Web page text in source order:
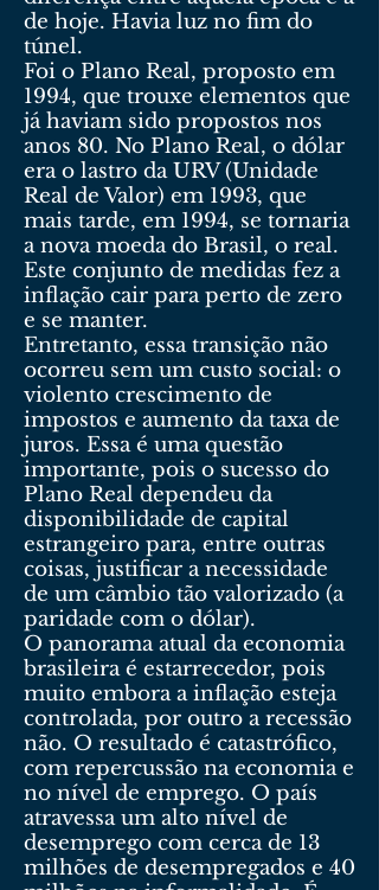
de hoje. Havia luz no fim do
túnel.
Foi o Plano Real, proposto em
1994, que trouxe elementos que
já haviam sido propostos nos
anos 80. No Plano Real, o dólar
era o lastro da URV (Unidade
Real de Valor) em 1993, que
mais tarde, em 1994, se tornaria
a nova moeda do Brasil, o real.
Este conjunto de medidas fez a
inflação cair para perto de zero
e se manter.
Entretanto, essa transição não
ocorreu sem um custo social: o
violento crescimento de
impostos e aumento da taxa de
juros. Essa é uma questão
importante, pois o sucesso do
Plano Real dependeu da
disponibilidade de capital
estrangeiro para, entre outras
coisas, justificar a necessidade
de um câmbio tão valorizado (a
paridade com o dólar).
O panorama atual da economia
brasileira é estarrecedor, pois
muito embora a inflação esteja
controlada, por outro a recessão
não. O resultado é catastrófico,
com repercussão na economia e
no nível de emprego. O país
atravessa um alto nível de
desemprego com cerca de 13
milhões de desempregados e 40